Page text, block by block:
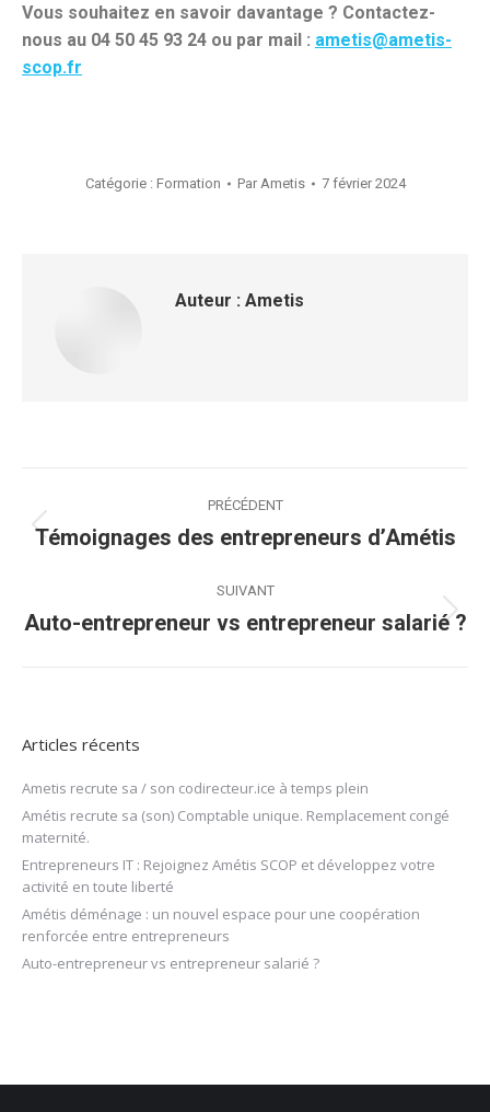
Vous souhaitez en savoir davantage ? Contactez-
nous au 04 50 45 93 24 ou par mail : ametis@ametis-
scop.fr
Catégorie : Formation Par Ametis 7 février 2024
Auteur : Ametis
article
PRÉCÉDENT
Article
:
Témoignages des entrepreneurs d’Amétis
SUIVANT
Article
Auto-entrepreneur vs entrepreneur salarié ?
Articles récents
Ametis recrute sa / son codirecteur.ice à temps plein
Amétis recrute sa (son) Comptable unique. Remplacement congé
maternité.
Entrepreneurs IT : Rejoignez Amétis SCOP et développez votre
activité en toute liberté
Amétis déménage : un nouvel espace pour une coopération
renforcée entre entrepreneurs
Auto-entrepreneur vs entrepreneur salarié ?